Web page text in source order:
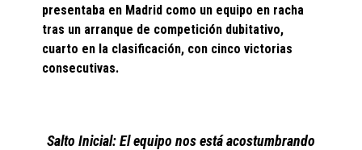
presentaba en Madrid como un equipo en racha
tras un arranque de competición dubitativo,
cuarto en la clasificación, con cinco victorias
consecutivas.
Salto Inicial: El equipo nos está acostumbrando